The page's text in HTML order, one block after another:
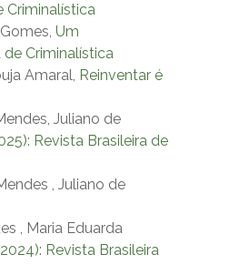
Criminalística
Um
de Criminalística
Amaral, Reinventar é
Juliano de
Revista Brasileira de
, Juliano de
, Maria Eduarda
Revista Brasileira